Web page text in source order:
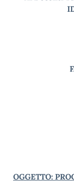
-
–
OGGETTO: